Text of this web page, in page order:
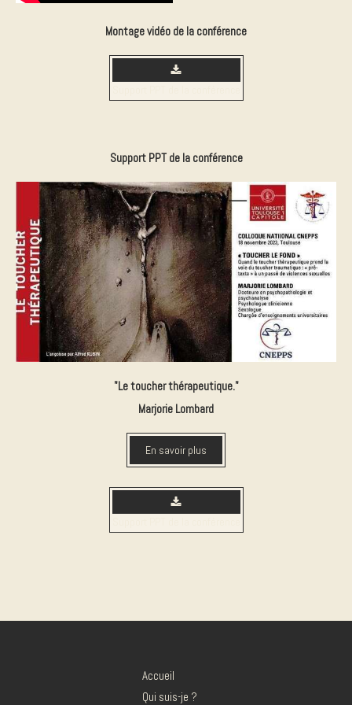
Montage vidéo de la conférence
Support PPT de la conférence
"Le toucher thérapeutique."
Marjorie Lombard
En savoir plus
Accueil
Qui suis-je ?